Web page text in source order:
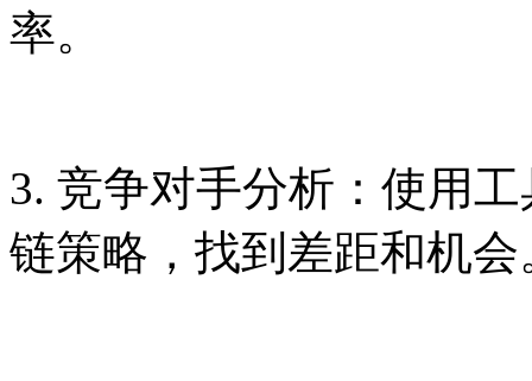
率。
3. 竞争对手分析：使用
链策略，找到差距和机会